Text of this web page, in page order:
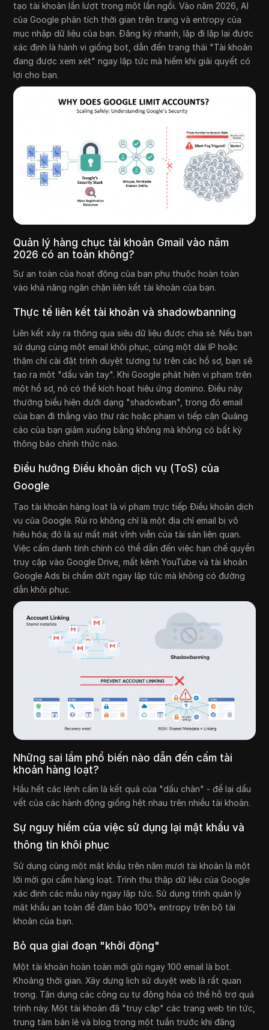
tạo tài khoản lần lượt trong một lần ngồi. Vào năm 2026, AI
của Google phân tích thời gian trên trang và entropy của
mục nhập dữ liệu của bạn. Đăng ký nhanh, lặp đi lặp lại được
xác định là hành vi giống bot, dẫn đến trạng thái "Tài khoản
đang được xem xét" ngay lập tức mà hiếm khi giải quyết có
lợi cho bạn.
Quản lý hàng chục tài khoản Gmail vào năm
2026 có an toàn không?
Sự an toàn của hoạt động của bạn phụ thuộc hoàn toàn
vào khả năng ngăn chặn liên kết tài khoản của bạn.
Thực tế liên kết tài khoản và shadowbanning
Liên kết xảy ra thông qua siêu dữ liệu được chia sẻ. Nếu bạn
sử dụng cùng một email khôi phục, cùng một dải IP hoặc
thậm chí cài đặt trình duyệt tương tự trên các hồ sơ, bạn sẽ
tạo ra một "dấu vân tay". Khi Google phát hiện vi phạm trên
một hồ sơ, nó có thể kích hoạt hiệu ứng domino. Điều này
thường biểu hiện dưới dạng "shadowban", trong đó email
của bạn đi thẳng vào thư rác hoặc phạm vi tiếp cận Quảng
cáo của bạn giảm xuống bằng không mà không có bất kỳ
thông báo chính thức nào.
Điều hướng Điều khoản dịch vụ (ToS) của
Google
Tạo tài khoản hàng loạt là vi phạm trực tiếp Điều khoản dịch
vụ của Google. Rủi ro không chỉ là một địa chỉ email bị vô
hiệu hóa; đó là sự mất mát vĩnh viễn của tài sản liên quan.
Việc cấm danh tính chính có thể dẫn đến việc hạn chế quyền
truy cập vào Google Drive, mất kênh YouTube và tài khoản
Google Ads bị chấm dứt ngay lập tức mà không có đường
dẫn khôi phục.
Những sai lầm phổ biến nào dẫn đến cấm tài
khoản hàng loạt?
Hầu hết các lệnh cấm là kết quả của "dấu chân" - để lại dấu
vết của các hành động giống hệt nhau trên nhiều tài khoản.
Sự nguy hiểm của việc sử dụng lại mật khẩu và
thông tin khôi phục
Sử dụng cùng một mật khẩu trên năm mươi tài khoản là một
lời mời gọi cấm hàng loạt. Trình thu thập dữ liệu của Google
xác định các mẫu này ngay lập tức. Sử dụng trình quản lý
mật khẩu an toàn để đảm bảo 100% entropy trên bộ tài
khoản của bạn.
Bỏ qua giai đoạn "khởi động"
Một tài khoản hoàn toàn mới gửi ngay 100 email là bot.
Khoảng thời gian. Xây dựng lịch sử duyệt web là rất quan
trọng. Tận dụng các công cụ tự động hóa có thể hỗ trợ quá
trình này. Một tài khoản đã "truy cập" các trang web tin tức,
trung tâm bán lẻ và blog trong một tuần trước khi đăng